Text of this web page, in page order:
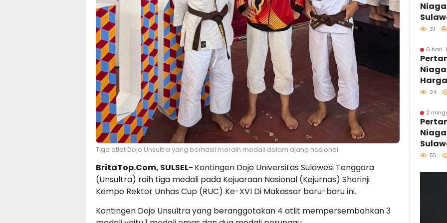
Tiga atlet Dojo Unsultra yang berhasil meraih medali dalam ajang nasional.
BritaTop.Com, SULSEL- Kontingen Dojo Universitas Sulawesi Tenggara
(Unsultra) raih tiga medali pada Kejuaraan Nasional (Kejurnas) Shorinji
Kempo Rektor Unhas Cup (RUC) Ke-XVI Di Makassar baru-baru ini.
Kontingen Dojo Unsultra yang beranggotakan 4 atlit mempersembahkan 3
31
6 hari
24
2
55